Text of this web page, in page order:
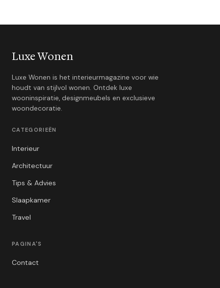
Luxe Wonen
Luxe Wonen is het interieurmagazine voor wie
houdt van stijlvol wonen. Ontdek luxe
wooninspiratie, designmeubels en exclusieve
woondecoratie.
CATEGORIEËN
Interieur
Architectuur
Tips & Advies
Slaapkamer
Travel
PAGINA'S
Contact